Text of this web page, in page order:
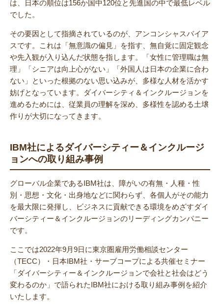
は、日本の順位は156か国中120位と先進国の中で最低レベル
でした。
その要因として指摘されているのが、アンコンシャスバイア
スです。これは「無意識の偏見」を指す、無自覚に固定観念
や先入観が入り込んだ状態を指します。「女性に管理職は無
理」「シニアは向上心がない」「外国人は日本の企業に合わ
ない」といった根拠のない思い込みが、多様な人材を活かす
妨げとなっています。ダイバーシティ＆インクルージョンを
進めるためには、従業員の理解を深め、多様性を認める土壌
作りが大切になってきます。
IBM社によるダイバーシティー＆インクルージ
ョンへの取り組み事例
グローバル企業であるIBM社は、障がいの有無・人種・性
別・思想・文化・出身地などに関わらず、各個人がその能力
を最大限に発揮し、ビジネスに貢献できる環境をめざすダイ
バーシティー＆インクルージョンのリーディングカンパニー
です。
ここでは2022年9月9日に東京圏雇用労働相談センター
（TECC）・日本IBM社・サーブコープによる共催セミナー
「ダイバーシティー＆インクルージョンで会社と社会はどう
変わるのか」で語られたIBM社における取り組み事例を紹介
いたします。